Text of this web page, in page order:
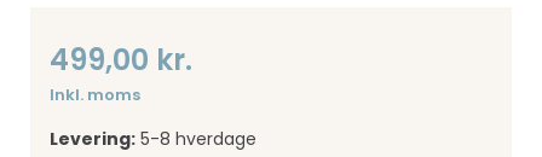
499,00 kr.
Inkl. moms
Levering: 5-8 hverdage